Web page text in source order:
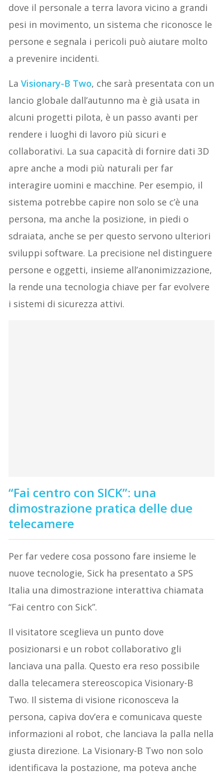
dove il personale a terra lavora vicino a grandi
pesi in movimento, un sistema che riconosce le
persone e segnala i pericoli può aiutare molto
a prevenire incidenti.
LaVisionary-B Two, che sarà presentata con un
lancio globale dall’autunno ma è già usata in
alcuni progetti pilota, è un passo avanti per
rendere i luoghi di lavoro più sicuri e
collaborativi. La sua capacità di fornire dati 3D
apre anche a modi più naturali per far
interagire uomini e macchine. Per esempio, il
sistema potrebbe capire non solo se c’è una
persona, ma anche la posizione, in piedi o
sdraiata, anche se per questo servono ulteriori
sviluppi software. La precisione nel distinguere
persone e oggetti, insieme all’anonimizzazione,
la rende una tecnologia chiave per far evolvere
i sistemi di sicurezza attivi.
“Fai centro con SICK”: una
dimostrazione pratica delle due
telecamere
Per far vedere cosa possono fare insieme le
nuove tecnologie, Sick ha presentato a SPS
Italia una dimostrazione interattiva chiamata
“Fai centro con Sick”.
Il visitatore sceglieva un punto dove
posizionarsi e un robot collaborativo gli
lanciava una palla. Questo era reso possibile
dalla telecamera stereoscopica Visionary-B
Two. Il sistema di visione riconosceva la
persona, capiva dov’era e comunicava queste
informazioni al robot, che lanciava la palla nella
giusta direzione. La Visionary-B Two non solo
identificava la postazione, ma poteva anche